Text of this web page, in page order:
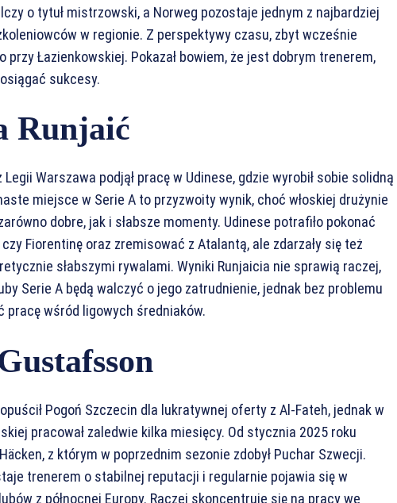
o tytuł mistrzowski, a Norweg pozostaje jednym z najbardziej
w regionie. Z perspektywy czasu, zbyt wcześnie
przy Łazienkowskiej. Pokazał bowiem, że jest dobrym trenerem,
sukcesy.
Runjaić
Legii Warszawa podjął pracę w Udinese, gdzie wyrobił sobie solidną
miejsce w Serie A to przyzwoity wynik, choć włoskiej drużynie
dobre, jak i słabsze momenty. Udinese potrafiło pokonać
czy Fiorentinę oraz zremisować z Atalantą, ale zdarzały się też
słabszymi rywalami. Wyniki Runjaicia nie sprawią raczej,
Serie A będą walczyć o jego zatrudnienie, jednak bez problemu
pracę wśród ligowych średniaków.
Pogoń Szczecin dla lukratywnej oferty z Al-Fateh, jednak w
pracował zaledwie kilka miesięcy. Od stycznia 2025 roku
z którym w poprzednim sezonie zdobył Puchar Szwecji.
trenerem o stabilnej reputacji i regularnie pojawia się w
z północnej Europy. Raczej skoncentruje się na pracy we